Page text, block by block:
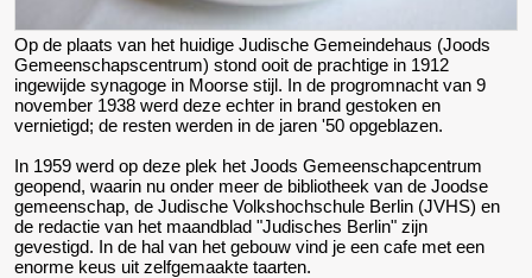
Op de plaats van het huidige Judische Gemeindehaus (Joods
Gemeenschapscentrum) stond ooit de prachtige in 1912
ingewijde synagoge in Moorse stijl. In de progromnacht van 9
november 1938 werd deze echter in brand gestoken en
vernietigd; de resten werden in de jaren '50 opgeblazen.
In 1959 werd op deze plek het Joods Gemeenschapcentrum
geopend, waarin nu onder meer de bibliotheek van de Joodse
gemeenschap, de Judische Volkshochschule Berlin (JVHS) en
de redactie van het maandblad "Judisches Berlin" zijn
gevestigd. In de hal van het gebouw vind je een cafe met een
enorme keus uit zelfgemaakte taarten.